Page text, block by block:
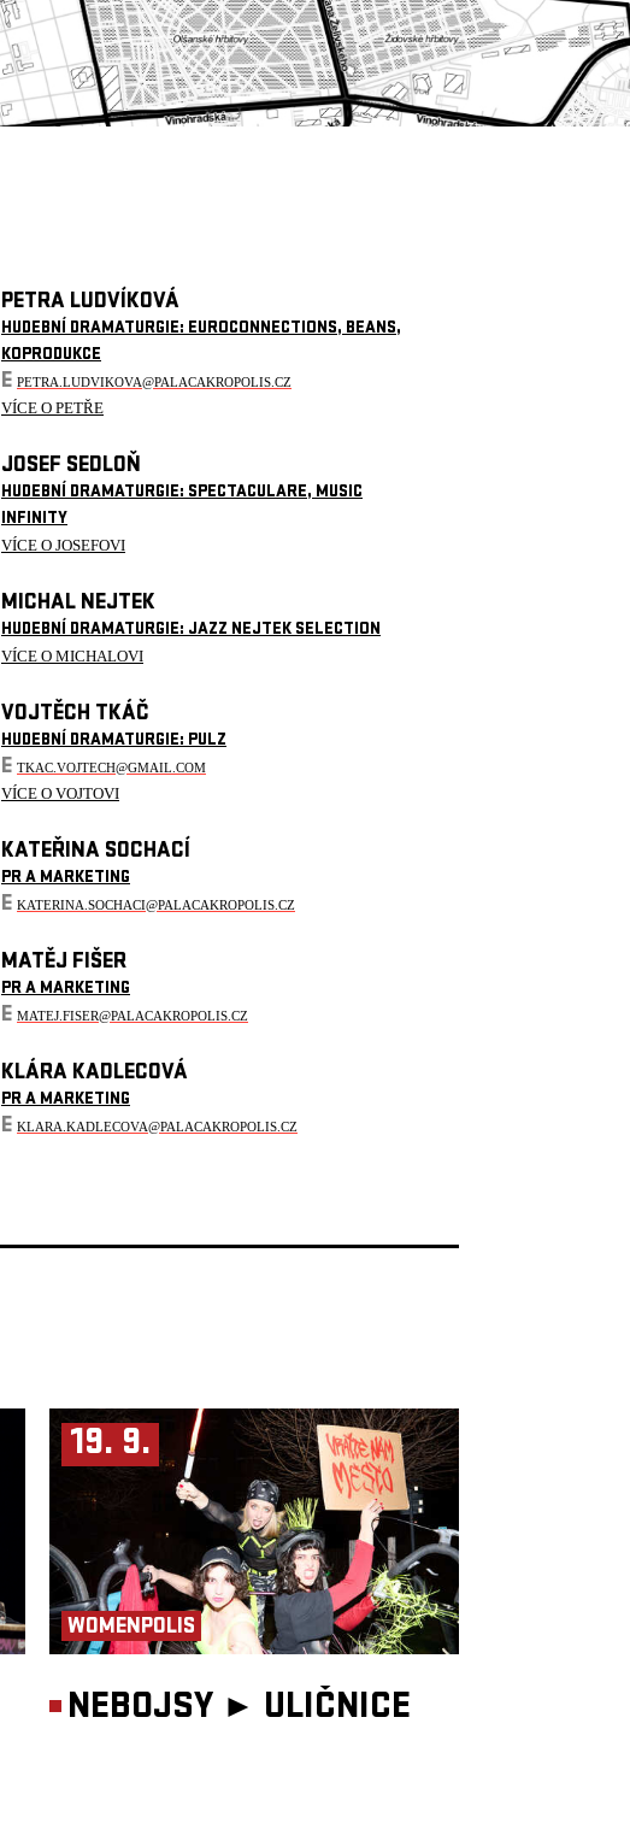
PETRA LUDVÍKOVÁ
HUDEBNÍ DRAMATURGIE: EUROCONNECTIONS, BEANS,
KOPRODUKCE
E PETRA.LUDVIKOVA@PALACAKROPOLIS.CZ
VÍCE O PETŘE
JOSEF SEDLOŇ
HUDEBNÍ DRAMATURGIE: SPECTACULARE, MUSIC
INFINITY
VÍCE O JOSEFOVI
MICHAL NEJTEK
HUDEBNÍ DRAMATURGIE: JAZZ NEJTEK SELECTION
VÍCE O MICHALOVI
VOJTĚCH TKÁČ
HUDEBNÍ DRAMATURGIE: PULZ
E TKAC.VOJTECH@GMAIL.COM
VÍCE O VOJTOVI
KATEŘINA SOCHACÍ
PR A MARKETING
E KATERINA.SOCHACI@PALACAKROPOLIS.CZ
MATĚJ FIŠER
PR A MARKETING
E MATEJ.FISER@PALACAKROPOLIS.CZ
KLÁRA KADLECOVÁ
PR A MARKETING
E KLARA.KADLECOVA@PALACAKROPOLIS.CZ
19. 9.
WOMENPOLIS
NEBOJSY ► ULIČNICE